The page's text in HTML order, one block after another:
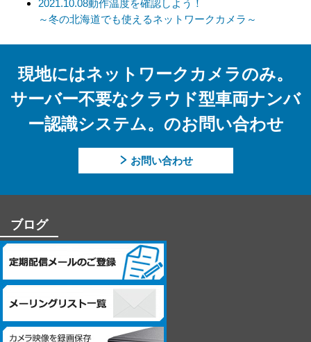
正、追加、削除」「利用又は提供の拒否」の請求に応じており
らせください。
【個人情報提供の任意性及びその結果について】
当社への個人情報の提供については本人の任意です。ただし、
提供頂けない個人情報の種類によっては、【個人情報の利用目
的】に記載した業務ができない場合があります。
【個人情報に関するお問合せ先】
「開示等のご請求」「苦情・お問合せ」「個人情報保護方針」
－個人情報に関するお問合せ先－
〒060-0807 北海道札幌市北区北7条西4丁目1番地2 KDX札幌ビル
7F
株式会社システム・ケイ 「個人情報窓口」
TEL：011-299-4416
個人情報保護管理者：管理本部 駒場 諭
2021.10.08動作温度を確認しよう！
～冬の北海道でも使えるネットワークカメラ～
現地にはネットワークカメラのみ。
サーバー不要なクラウド型車両ナンバ
ー認識システム。のお問い合わせ
お問い合わせ
ブログ